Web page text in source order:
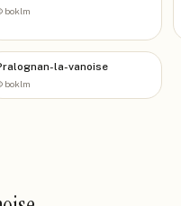
boklm
la-vanoise
boklm